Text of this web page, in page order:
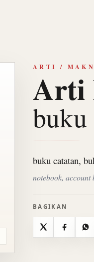
ARTI /
Arti
buku
buku catatan,
notebook,
BAGIKAN
X Facebook